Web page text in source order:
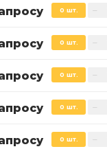
0 шт.
0 шт.
0 шт.
0 шт.
0 шт.